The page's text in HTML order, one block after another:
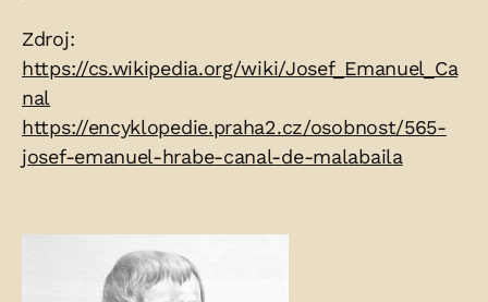
Zdroje:
Zdroj:
https://cs.wikipedia.org/wiki/Josef_Emanuel_Ca
nal
https://encyklopedie.praha2.cz/osobnost/565-
josef-emanuel-hrabe-canal-de-malabaila
Fotogalerie: